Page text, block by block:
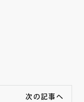
次の記事へ